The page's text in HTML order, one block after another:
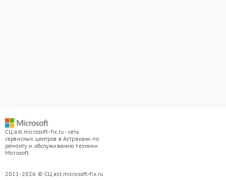
СЦ ast.microsoft-fix.ru - сеть
сервисных центров в Астрахани по
ремонту и обслуживанию техники
Microsoft
2021-2026 © СЦ ast.microsoft-fix.ru